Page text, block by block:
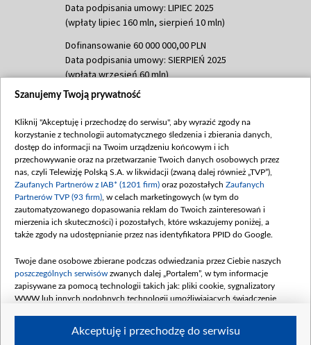
Data podpisania umowy: LIPIEC 2025
(wpłaty lipiec 160 mln, sierpień 10 mln)
Dofinansowanie 60 000 000,00 PLN
Data podpisania umowy: SIERPIEŃ 2025
(wpłata wrzesień 60 mln)
Dofinansowanie 635 783 051,21 PLN
(wpłata wrzesień 100 mln, październik 350
mln, listopad 265 mln)
Dofinansowanie 48 862 000,00 PLN
Data podpisania umowy: GRUDZIEŃ 2025
(wpłata grudzień 60,548 mln)
Dofinansowanie 900 000 000,00 PLN
Data podpisania umowy: LUTY 2026 (wpłata
kwiecień 180 mln, 7 maja 180 mln, 8
czerwca 90 mln)
Dofinansowanie 250 000 000,00 PLN
4 sierpnia 250 mln
Szanujemy Twoją prywatność
Kliknij "Akceptuję i przechodzę do serwisu", aby wyrazić zgody na
korzystanie z technologii automatycznego śledzenia i zbierania danych,
dostęp do informacji na Twoim urządzeniu końcowym i ich
przechowywanie oraz na przetwarzanie Twoich danych osobowych przez
nas, czyli Telewizję Polską S.A. w likwidacji (zwaną dalej również „TVP”),
Zaufanych Partnerów z IAB* (1201 firm) oraz pozostałych Zaufanych
Partnerów TVP (93 firm) , w celach marketingowych (w tym do
zautomatyzowanego dopasowania reklam do Twoich zainteresowań i
mierzenia ich skuteczności) i pozostałych, które wskazujemy poniżej, a
także zgody na udostępnianie przez nas identyfikatora PPID do Google.
Twoje dane osobowe zbierane podczas odwiedzania przez Ciebie naszych
poszczególnych serwisów zwanych dalej „Portalem”, w tym informacje
zapisywane za pomocą technologii takich jak: pliki cookie, sygnalizatory
WWW lub innych podobnych technologii umożliwiających świadczenie
Akceptuję i przechodzę do serwisu